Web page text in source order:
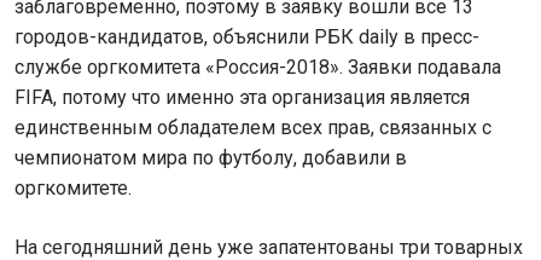
заблаговременно, поэтому в заявку вошли все 13
городов-кандидатов, объяснили РБК daily в пресс-
службе оргкомитета «Россия-2018». Заявки подавала
FIFA, потому что именно эта организация является
единственным обладателем всех прав, связанных с
чемпионатом мира по футболу, добавили в
оргкомитете.
На сегодняшний день уже запатентованы три товарных